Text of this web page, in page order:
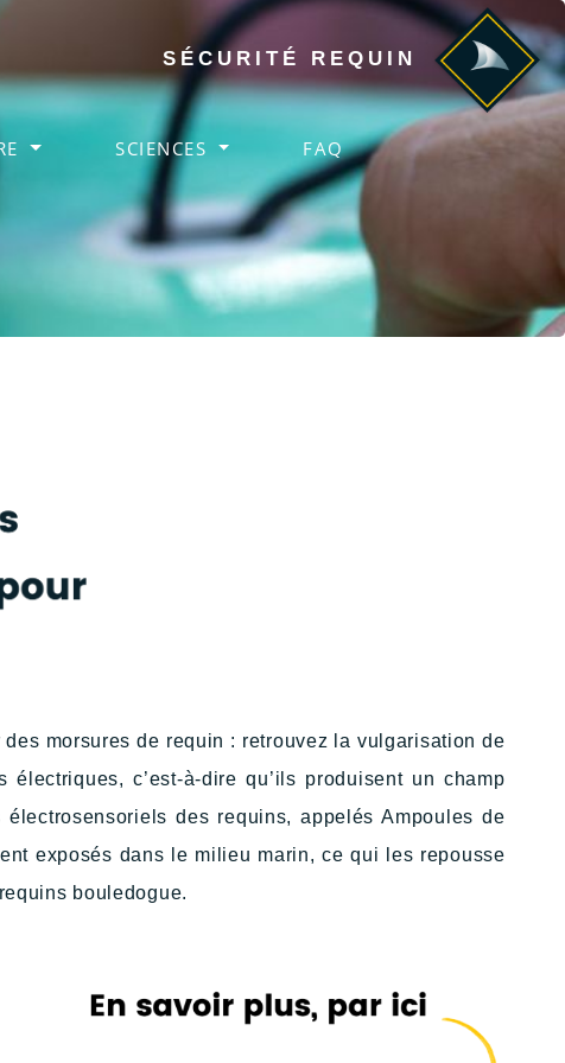
SÉCURITÉ REQUIN
SCIENCES FAQ
morsures de requin : retrouvez la vulgarisation de
c’est-à-dire qu’ils produisent un champ
des requins, appelés Ampoules de
exposés dans le milieu marin, ce qui les repousse
bouledogue.